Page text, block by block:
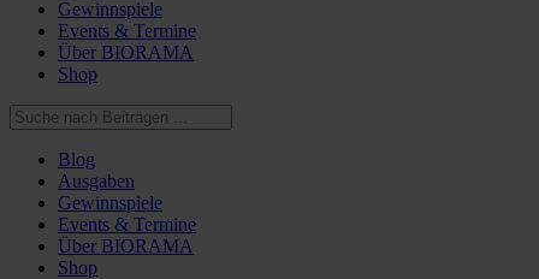
Gewinnspiele
Events & Termine
Über BIORAMA
Shop
Blog
Ausgaben
Gewinnspiele
Events & Termine
Über BIORAMA
Shop